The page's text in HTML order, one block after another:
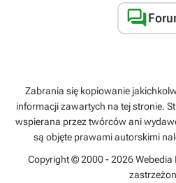
dymnych oraz odpowiedniego
gra tym statkiem daje dużo

Zabrania się kopiowanie
informacji zawartych na tej stronie.
wspierana przez twórców ani
są objęte prawami autorskimi
Copyright © 2000 - 2026 Webedia